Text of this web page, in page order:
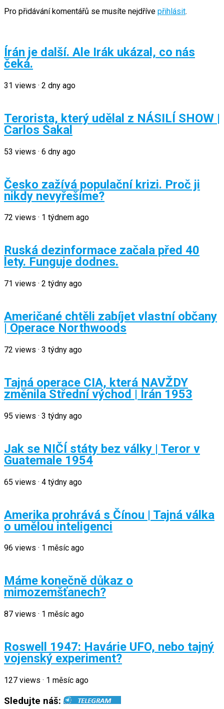
Pro přidávání komentářů se musíte nejdříve přihlásit.
Írán je další. Ale Irák ukázal, co nás
čeká.
31 views · 2 dny ago
Terorista, který udělal z NÁSILÍ SHOW |
Carlos Šakal
53 views · 6 dny ago
Česko zažívá populační krizi. Proč ji
nikdy nevyřešíme?
72 views · 1 týdnem ago
Ruská dezinformace začala před 40
lety. Funguje dodnes.
71 views · 2 týdny ago
Američané chtěli zabíjet vlastní občany
| Operace Northwoods
72 views · 3 týdny ago
Tajná operace CIA, která NAVŽDY
změnila Střední východ | Írán 1953
95 views · 3 týdny ago
Jak se NIČÍ státy bez války | Teror v
Guatemale 1954
65 views · 4 týdny ago
Amerika prohrává s Čínou | Tajná válka
o umělou inteligenci
96 views · 1 měsíc ago
Máme konečně důkaz o
mimozemšťanech?
87 views · 1 měsíc ago
Roswell 1947: Havárie UFO, nebo tajný
vojenský experiment?
127 views · 1 měsíc ago
Sledujte náš: